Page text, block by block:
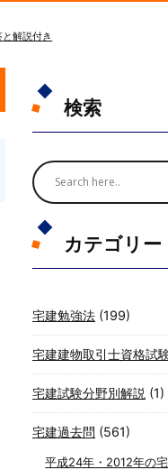
解説付き
検索
カテゴリー
宅建勉強法 (199)
宅建建物取引士資格試
宅建試験分野別解説 (1)
宅建過去問 (561)
平成24年・2012年の